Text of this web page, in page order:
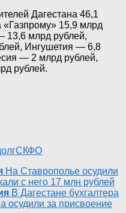
Дагестана 46,1
«Газпрому» 15,9 млрд
13,6 млрд рублей,
Ингушетия — 6,8
— 2 млрд рублей,
рублей.
СКФО
На Ставрополье осудили
с него 17 млн рублей
В Дагестане бухгалтера
осудили за присвоение